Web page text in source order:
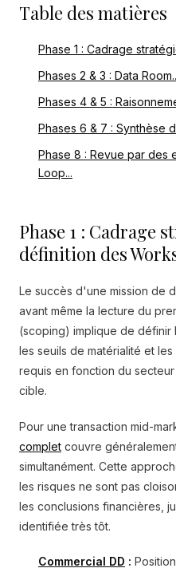
Table des matières
Phase 1 : Cadrage
Phases 2 & 3 : Data
Phases 4 & 5 :
Phases 6 & 7 : Synthèse
Phase 8 : Revue par des
Loop...
Phase 1 : Cadrage
définition des
Le succès d'une mission de
avant même la lecture du
(scoping) implique de définir
les seuils de matérialité et
requis en fonction du
cible.
Pour une transaction mid-
complet couvre
simultanément. Cette
les risques ne sont pas
les conclusions financières,
identifiée très tôt.
Commercial DD :